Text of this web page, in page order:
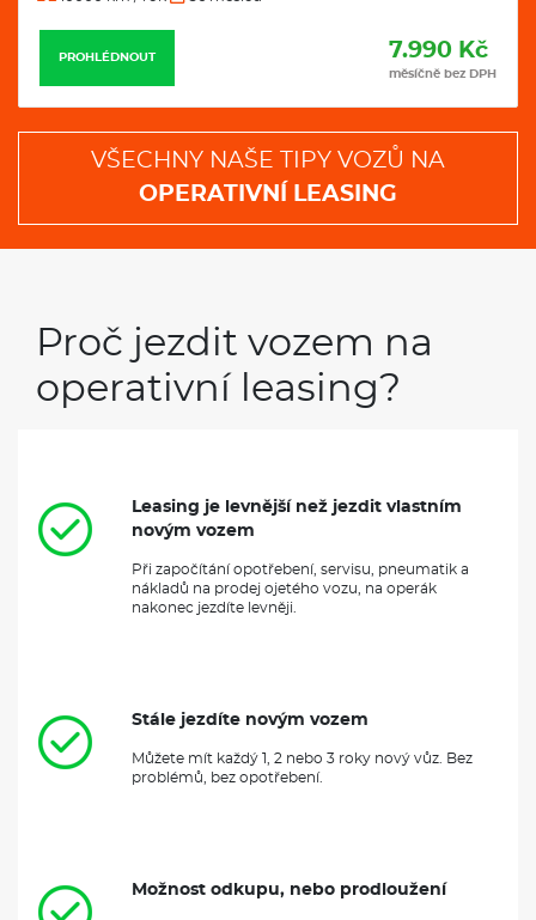
PROHLÉDNOUT 7.990 Kč
měsíčně bez DPH
VŠECHNY NAŠE TIPY VOZŮ NA
OPERATIVNÍ LEASING
Proč jezdit vozem na
operativní leasing?
Leasing je levnější než jezdit vlastním
novým vozem
Při započítání opotřebení, servisu, pneumatik a
nákladů na prodej ojetého vozu, na operák
nakonec jezdíte levněji.
Stále jezdíte novým vozem
Můžete mít každý 1, 2 nebo 3 roky nový vůz. Bez
problémů, bez opotřebení.
Možnost odkupu, nebo prodloužení